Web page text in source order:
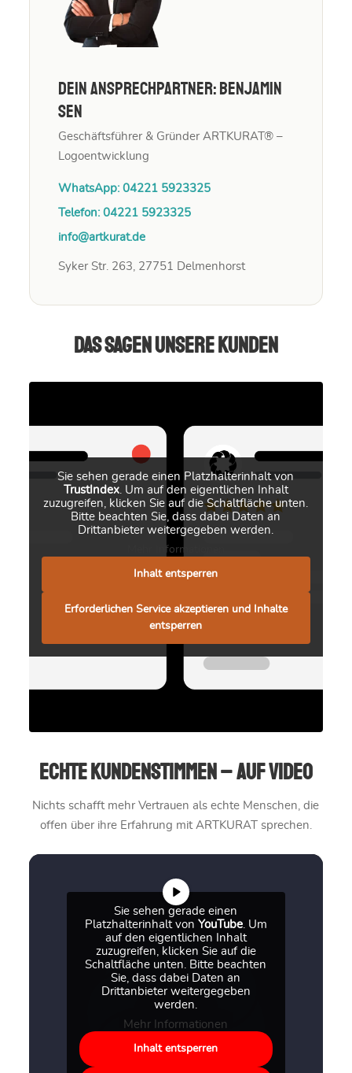
Dein Ansprechpartner: Benjamin
Sen
Geschäftsführer & Gründer ARTKURAT® –
Logoentwicklung
WhatsApp: 04221 5923325
Telefon: 04221 5923325
info@artkurat.de
Syker Str. 263, 27751 Delmenhorst
Das sagen unsere Kunden
Sie sehen gerade einen Platzhalterinhalt von
TrustIndex. Um auf den eigentlichen Inhalt
zuzugreifen, klicken Sie auf die Schaltfläche unten.
Bitte beachten Sie, dass dabei Daten an
Drittanbieter weitergegeben werden.
Mehr Informationen
Inhalt entsperren
Erforderlichen Service akzeptieren und Inhalte
entsperren
Echte Kundenstimmen – auf Video
Nichts schafft mehr Vertrauen als echte Menschen, die
offen über ihre Erfahrung mit ARTKURAT sprechen.
Sie sehen gerade einen
Platzhalterinhalt von YouTube. Um
auf den eigentlichen Inhalt
zuzugreifen, klicken Sie auf die
Schaltfläche unten. Bitte beachten
Sie, dass dabei Daten an
Drittanbieter weitergegeben
werden.
Mehr Informationen
Inhalt entsperren